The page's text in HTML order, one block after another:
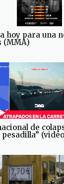
hoy para una
(MMA)
de